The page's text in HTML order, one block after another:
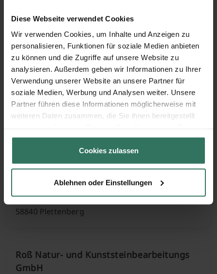
Diese Webseite verwendet Cookies
Wir verwenden Cookies, um Inhalte und Anzeigen zu
personalisieren, Funktionen für soziale Medien anbieten
zu können und die Zugriffe auf unsere Website zu
analysieren. Außerdem geben wir Informationen zu Ihrer
Verwendung unserer Website an unsere Partner für
soziale Medien, Werbung und Analysen weiter. Unsere
Partner führen diese Informationen möglicherweise mit
weiteren Daten zusammen, die Sie ihnen bereitgestellt
gesammelt haben.
Cookies zulassen
Ablehnen oder Einstellungen
Gerichtstr. 31
58540 Meinerzhagen
Motz GmbH
Akazienstr. 8
58642 Iserlohn
Peter Liba
Dürerstr. 11
58840 Plettenberg
Roß Natur- und Kunststeinbearbeitungs
GmbH